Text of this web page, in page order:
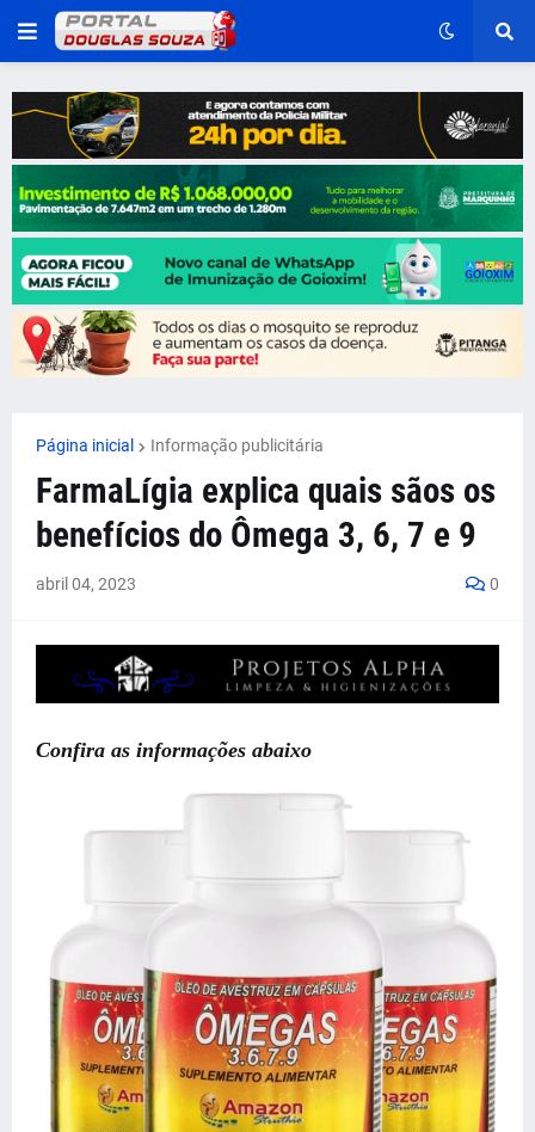
Página inicial Informação publicitária
FarmaLígia explica quais sãos os
benefícios do Ômega 3, 6, 7 e 9
abril 04, 2023 0
Confira as informações abaixo